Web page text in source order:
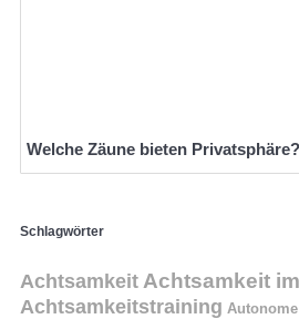
Welche Zäune bieten Privatsphäre?
Schlagwörter
Achtsamkeit Achtsamkeit
Achtsamkeitstraining